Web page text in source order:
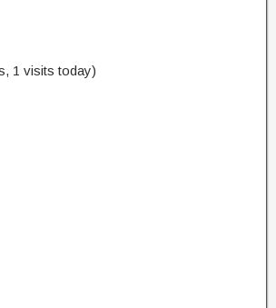
1 visits today)